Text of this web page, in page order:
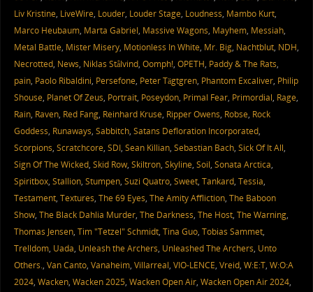
Liv Kristine, LiveWire, Louder, Louder Stage, Loudness, Mambo Kurt,
Marco Heubaum, Marta Gabriel, Massive Wagons, Mayhem, Messiah,
Metal Battle, Mister Misery, Motionless In White, Mr. Big, Nachtblut, NDH,
Necrotted, News, Niklas Stålvind, Oomph!, OPETH, Paddy & The Rats,
pain, Paolo Ribaldini, Persefone, Peter Tägtgren, Phantom Excaliver, Philip
Shouse, Planet Of Zeus, Portrait, Poseydon, Primal Fear, Primordial, Rage,
Rain, Raven, Red Fang, Reinhard Kruse, Ripper Owens, Robse, Rock
Goddess, Runaways, Sabbitch, Satans Defloration Incorporated,
Scorpions, Scratchcore, SDI, Sean Killian, Sebastian Bach, Sick Of It All,
Sign Of The Wicked, Skid Row, Skiltron, Skyline, Soil, Sonata Arctica,
Spiritbox, Stallion, Stumpen, Suzi Quatro, Sweet, Tankard, Tessia,
Testament, Textures, The 69 Eyes, The Amity Affliction, The Baboon
Show, The Black Dahlia Murder, The Darkness, The Host, The Warning,
Thomas Jensen, Tim "Tetzel" Schmidt, Tina Guo, Tobias Sammet,
Trelldom, Uada, Unleash the Archers, Unleashed The Archers, Unto
Others., Van Canto, Vanaheim, Villarreal, VIO-LENCE, Vreid, W:E:T, W:O:A
2024, Wacken, Wacken 2025, Wacken Open Air, Wacken Open Air 2024,